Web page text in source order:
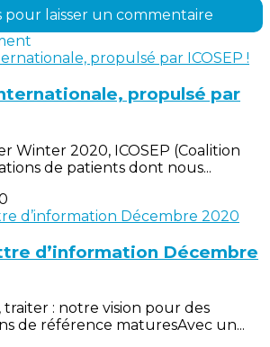
pour laisser un commentaire
propulsé par
Winter 2020, ICOSEP (Coalition
de patients dont nous...
d’information Décembre
traiter : notre vision pour des
de référence maturesAvec un...